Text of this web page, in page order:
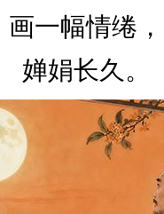
画一幅情绻，
婵娟长久。